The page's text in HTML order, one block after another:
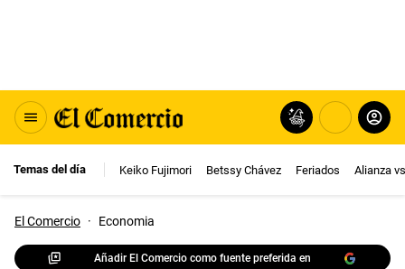
Temas del día Keiko Fujimori Betssy Chávez Feriados Alianza
El Comercio · Economia
Añadir El Comercio como fuente preferida en